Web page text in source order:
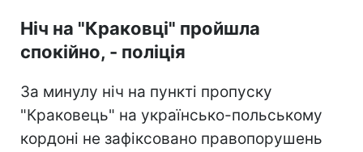
Ніч на "Краковці" пройшла
спокійно, - поліція
За минулу ніч на пункті пропуску
"Краковець" на українсько-польському
кордоні не зафіксовано правопорушень